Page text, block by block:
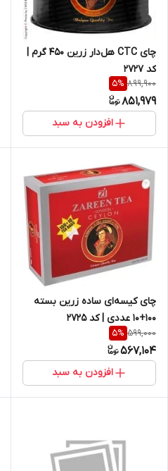
چای CTC هل‌دار زرین 450 گرم |
کد 2727
899,900
5%
851,979
افزودن به سبد
چای کیسه‌ای ساده زرین بسته
100+10 عددی | کد 2725
599,000
5%
567,104
افزودن به سبد